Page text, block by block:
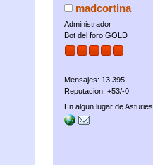
madcortina
Administrador
Bot del foro GOLD
Mensajes: 13.395
Reputacion: +53/-0
En algun lugar de Asturies